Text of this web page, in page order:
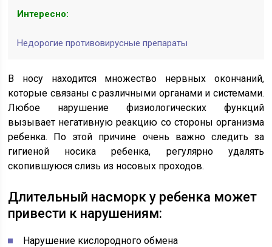
Интересно:
Недорогие противовирусные препараты
В носу находится множество нервных окончаний,
которые связаны с различными органами и системами.
Любое нарушение физиологических функций
вызывает негативную реакцию со стороны организма
ребенка. По этой причине очень важно следить за
гигиеной носика ребенка, регулярно удалять
скопившуюся слизь из носовых проходов.
Длительный насморк у ребенка может
привести к нарушениям:
Нарушение кислородного обмена